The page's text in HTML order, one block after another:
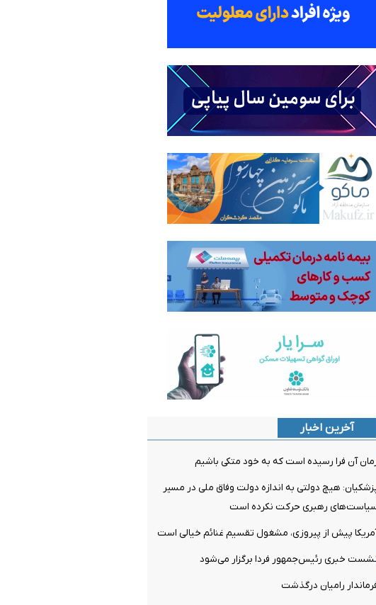
آخرین اخبار
آن فرا رسیده است که به خود متکی باشیم
هیچ دولتی به اندازه دولت وفاق ملی در مسیر
رهبری حرکت نکرده است
پیش از پیروزی، مشغول تقسیم غنائم خیالی است
خبری رئیس‌جمهور فردا برگزار می‌شود
رامیان درگذشت